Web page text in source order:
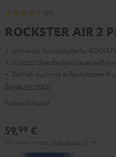
(55)
ROCKSTER AIR 2
Universal-Schutzhülle für
Schützt Oberflächen dauerhaft
Betrieb auch mit aufgesetztem
Zeige mir mehr
Farbe: Schwarz
59,99 €